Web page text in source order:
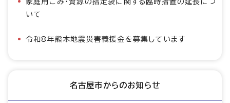
家庭用ごみ・資源の指定袋に関する臨時措置の延長につ
いて
令和8年熊本地震災害義援金を募集しています
名古屋市からのお知らせ